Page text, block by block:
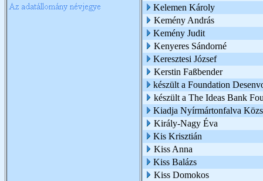
Kelemen Károly
Kemény András
Kemény Judit
Kenyeres Sándorné
Keresztesi József
Kerstin Faßbender
készült a Foundation
készült a The Ideas Bank
Kiadja Nyírmártonfalva
Király-Nagy Éva
Kis Krisztián
Kiss Anna
Kiss Balázs
Kiss Domokos